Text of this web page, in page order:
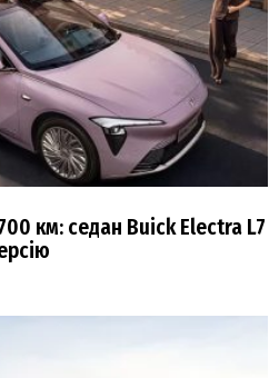
км: седан Buick Electra L7